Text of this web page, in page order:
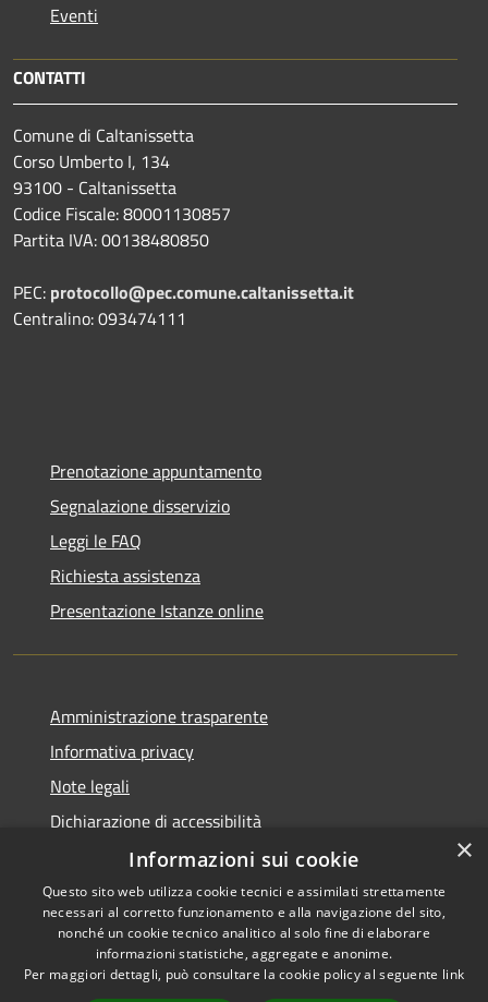
Eventi
CONTATTI
Comune di Caltanissetta
Corso Umberto I, 134
93100 - Caltanissetta
Codice Fiscale: 80001130857
Partita IVA: 00138480850
PEC: protocollo@pec.comune.caltanissetta.it
Centralino: 093474111
Prenotazione appuntamento
Segnalazione disservizio
Leggi le FAQ
Richiesta assistenza
Presentazione Istanze online
Amministrazione trasparente
Informativa privacy
Note legali
Dichiarazione di accessibilità
Accessibilità
Privacy
Copyright © 2026 • Comune di
Caltanissetta • Powered by
Municipium•Accesso
×
Informazioni sui cookie
Questo sito web utilizza cookie tecnici e assimilati strettamente
necessari al corretto funzionamento e alla navigazione del sito,
nonché un cookie tecnico analitico al solo fine di elaborare
informazioni statistiche, aggregate e anonime.
Per maggiori dettagli, può consultare la cookie policy al seguente link